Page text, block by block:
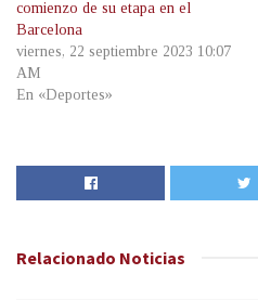
comienzo de su etapa en el
Barcelona
viernes, 22 septiembre 2023 10:07
AM
En «Deportes»
Relacionado Noticias